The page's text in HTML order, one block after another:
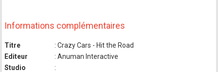
Informations complémentaires
Titre
: Crazy Cars - Hit the Road
Editeur
: Anuman Interactive
Studio
: